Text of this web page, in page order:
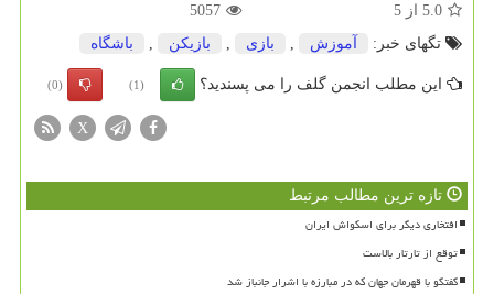
5.0 از 5
5057
تگهای خبر:
آموزش بازی بازیكن باشگاه
این مطلب انجمن گلف را می پسندید؟ (1)
(0)
X
تازه ترین مطالب مرتبط
افتخاری دیگر برای اسکواش ایران
توقع از تارتار بالاست
گفتگو با قهرمان جهان که در مبارزه با اشرار جانباز شد